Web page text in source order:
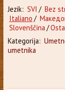
Jezik: SVI / Bez
Italiano /
Slovenščina /
Kategorija:
umetnika